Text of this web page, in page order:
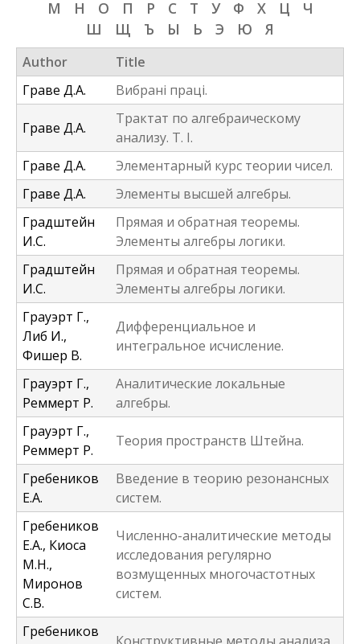
o
r
m
М
Н О П Р С Т У Ф Х Ц
Ч
Ш
Щ Ъ Ы Ь Э Ю Я
Author
Title
Граве Д.А.
Вибранi працi.
Граве Д.А.
Трактат по алгебраическому
анализу. Т. I.
Граве Д.А.
Элементарный курс теории чисел.
Граве Д.А.
Элементы высшей алгебры.
Градштейн
И.С.
Прямая и обратная теоремы.
Элементы алгебры логики.
Градштейн
И.С.
Прямая и обратная теоремы.
Элементы алгебры логики.
Грауэрт Г.,
Либ И.,
Фишер В.
Дифференциальное и
интегральное исчисление.
Грауэрт Г.,
Реммерт Р.
Аналитические локальные
алгебры.
Грауэрт Г.,
Реммерт Р.
Теория пространств Штейна.
Гребеников
Е.А.
Введение в теорию резонансных
систем.
Гребеников
Е.А., Киоса
М.Н.,
Миронов
С.В.
Численно-аналитические методы
исследования регулярно
возмущенных многочастотных
систем.
Гребеников